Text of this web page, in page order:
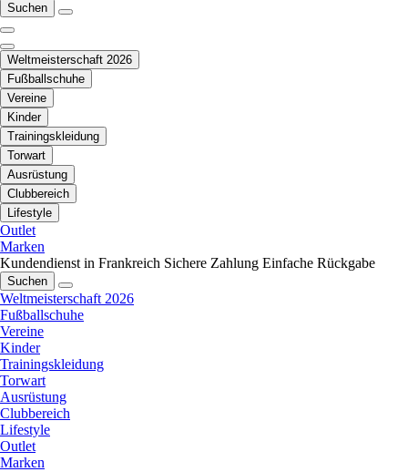
Suchen
Weltmeisterschaft 2026
Fußballschuhe
Vereine
Kinder
Trainingskleidung
Torwart
Ausrüstung
Clubbereich
Lifestyle
Outlet
Marken
Kundendienst in Frankreich Sichere Zahlung Einfache Rückgabe
Suchen
Weltmeisterschaft 2026
Fußballschuhe
Vereine
Kinder
Trainingskleidung
Torwart
Ausrüstung
Clubbereich
Lifestyle
Outlet
Marken